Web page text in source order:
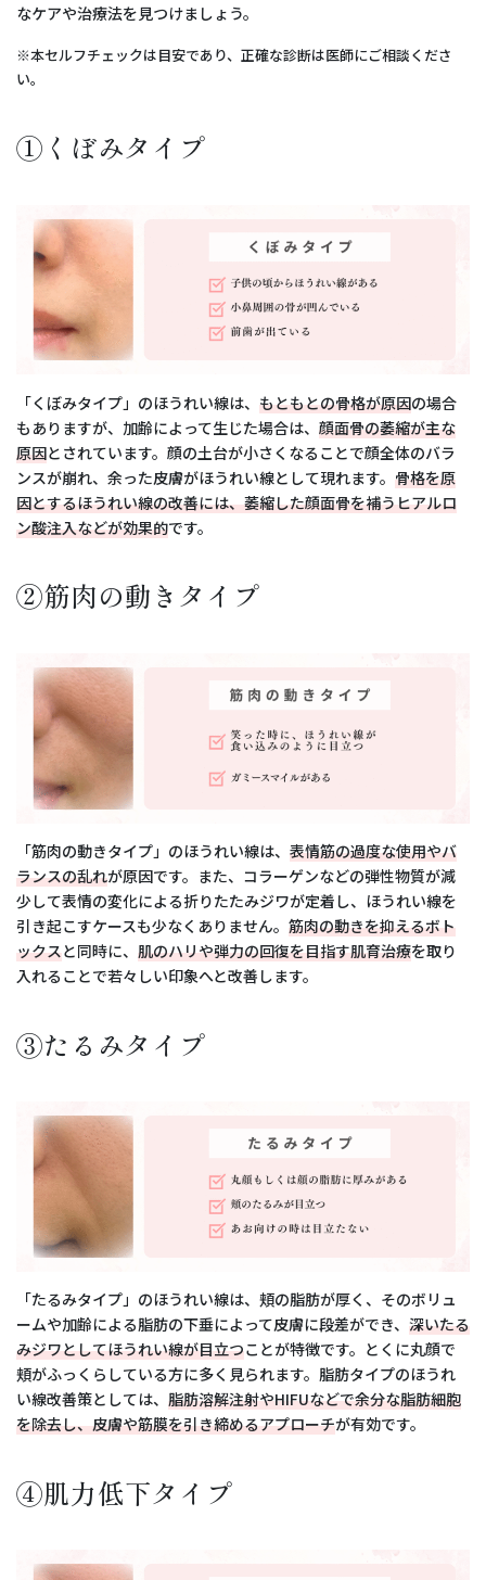
なケアや治療法を見つけましょう。
※本セルフチェックは目安であり、正確な診断は医師にご相談くださ
い。
①くぼみタイプ
「くぼみタイプ」のほうれい線は、 もともとの骨格が原因の場合
もありますが、加齢によって生じた場合は、 顔面骨の萎縮が主な
原因とされています。顔の土台が小さくなることで顔全体のバラ
ンスが崩れ、余った皮膚がほうれい線として現れます。 骨格を原
因とするほうれい線の改善には、萎縮した顔面骨を補うヒアルロ
ン酸注入などが効果的です。
②筋肉の動きタイプ
「筋肉の動きタイプ」のほうれい線は、 表情筋の過度な使用やバ
ランスの乱れが原因です。また、コラーゲンなどの弾性物質が減
少して表情の変化による折りたたみジワが定着し、ほうれい線を
引き起こすケースも少なくありません。 筋肉の動きを抑えるボト
ックスと同時に、 肌のハリや弾力の回復を目指す肌育治療を取り
入れることで若々しい印象へと改善します。
③たるみタイプ
「たるみタイプ」のほうれい線は、頬の脂肪が厚く、そのボリュ
ームや加齢による脂肪の下垂によって皮膚に段差ができ、 深いたる
みジワとしてほうれい線が目立つことが特徴です。とくに丸顔で
頬がふっくらしている方に多く見られます。脂肪タイプのほうれ
い線改善策としては、 脂肪溶解注射やHIFUなどで余分な脂肪細胞
を除去し、皮膚や筋膜を引き締めるアプローチが有効です。
④肌力低下タイプ